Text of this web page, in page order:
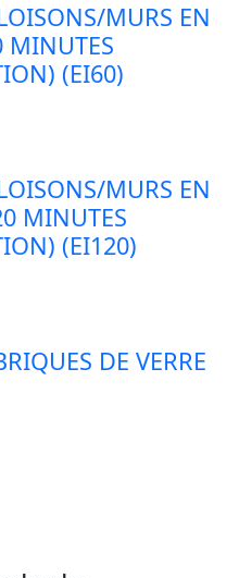
MURS EN
MINUTES
(EI60)
MURS EN
MINUTES
(EI120)
DE VERRE